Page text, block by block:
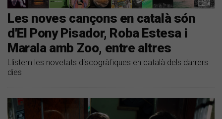
Les noves cançons en català són
d'El Pony Pisador, Roba Estesa i
Marala amb Zoo, entre altres
Llistem les novetats discogràfiques en català dels darrers
dies